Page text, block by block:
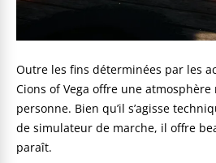
Outre les fins déterminées par les
Cions of Vega offre une
personne. Bien qu’il s’agisse
de simulateur de marche, il offre
paraît.